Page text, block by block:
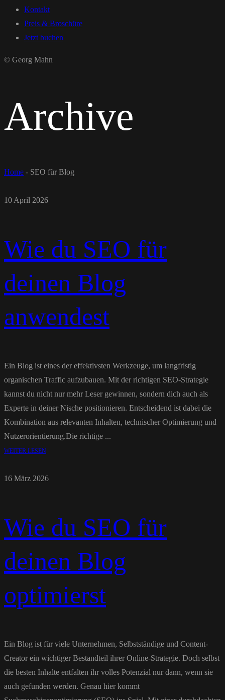
Kontakt
Preis & Broschüre
Jetzt buchen
© Georg Mahn
Archive
Home - SEO für Blog
10 April 2026
Wie du SEO für
deinen Blog
anwendest
Ein Blog ist eines der effektivsten Werkzeuge, um langfristig
organischen Traffic aufzubauen. Mit der richtigen SEO-Strategie
kannst du nicht nur mehr Leser gewinnen, sondern dich auch als
Experte in deiner Nische positionieren. Entscheidend ist dabei die
Kombination aus relevanten Inhalten, technischer Optimierung und
Nutzerorientierung.Die richtige ...
WEITER LESEN
16 März 2026
Wie du SEO für
deinen Blog
optimierst
Ein Blog ist für viele Unternehmen, Selbstständige und Content-
Creator ein wichtiger Bestandteil ihrer Online-Strategie. Doch selbst
die besten Inhalte entfalten ihr volles Potenzial nur dann, wenn sie
auch gefunden werden. Genau hier kommt